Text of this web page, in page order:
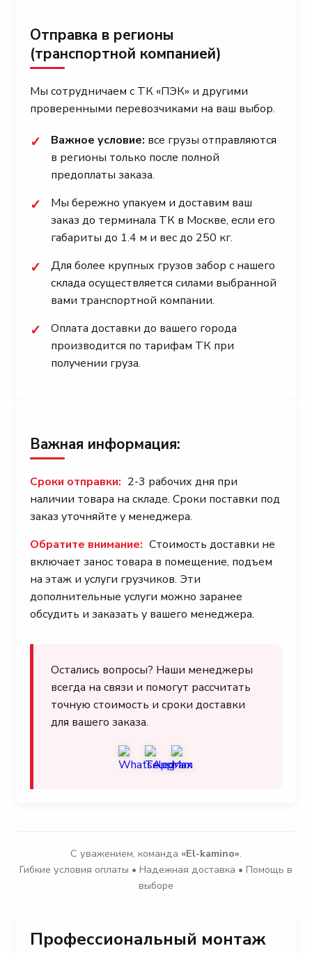
Отправка в регионы
(транспортной компанией)
Мы сотрудничаем с ТК «ПЭК» и другими
проверенными перевозчиками на ваш выбор.
✓ Важное условие: все грузы отправляются
в регионы только после полной
предоплаты заказа.
✓
Мы бережно упакуем и доставим ваш
заказ до терминала ТК в Москве, если его
габариты до 1.4 м и вес до 250 кг.
✓
Для более крупных грузов забор с нашего
склада осуществляется силами выбранной
вами транспортной компании.
✓
Оплата доставки до вашего города
производится по тарифам ТК при
получении груза.
Важная информация:
Сроки отправки: 2-3 рабочих дня при
наличии товара на складе. Сроки поставки под
заказ уточняйте у менеджера.
Обратите внимание: Стоимость доставки не
включает занос товара в помещение, подъем
на этаж и услуги грузчиков. Эти
дополнительные услуги можно заранее
обсудить и заказать у вашего менеджера.
Остались вопросы? Наши менеджеры
всегда на связи и помогут рассчитать
точную стоимость и сроки доставки
для вашего заказа.
С уважением, команда «El-kamino».
Гибкие условия оплаты • Надежная доставка • Помощь в
выборе
Профессиональный монтаж